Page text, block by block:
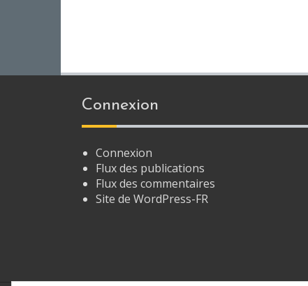
Connexion
Connexion
Flux des publications
Flux des commentaires
Site de WordPress-FR